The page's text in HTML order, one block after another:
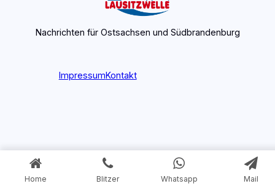
Nachrichten für Ostsachsen und Südbrandenburg
ImpressumKontakt
Home Blitzer Whatsapp Mail